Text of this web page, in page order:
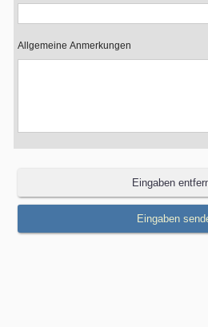
Allgemeine Anmerkungen